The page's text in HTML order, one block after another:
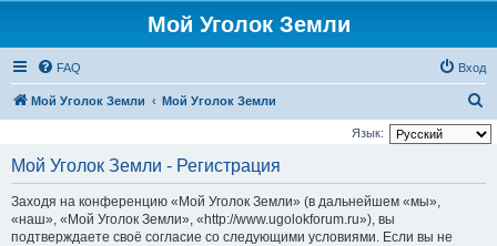
Мой Уголок Земли
FAQ Вход
Мой Уголок Земли Мой Уголок Земли
о
Язык:
Мой Уголок Земли - Регистрация
Заходя на конференцию «Мой Уголок Земли» (в дальнейшем «мы»,
«наш», «Мой Уголок Земли», «http://www.ugolokforum.ru»), вы
подтверждаете своё согласие со следующими условиями. Если вы не